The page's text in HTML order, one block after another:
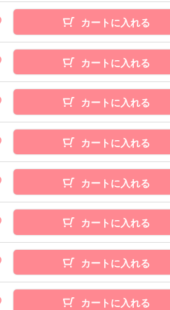
カートに入れる
カートに入れる
カートに入れる
カートに入れる
カートに入れる
カートに入れる
カートに入れる
カートに入れる